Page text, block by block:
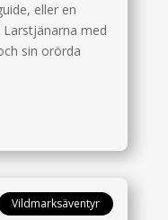
eller en
med
sin orörda
Vildmarksäventyr